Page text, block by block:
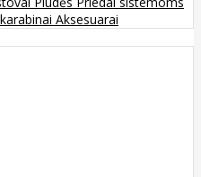
Aksesuarai